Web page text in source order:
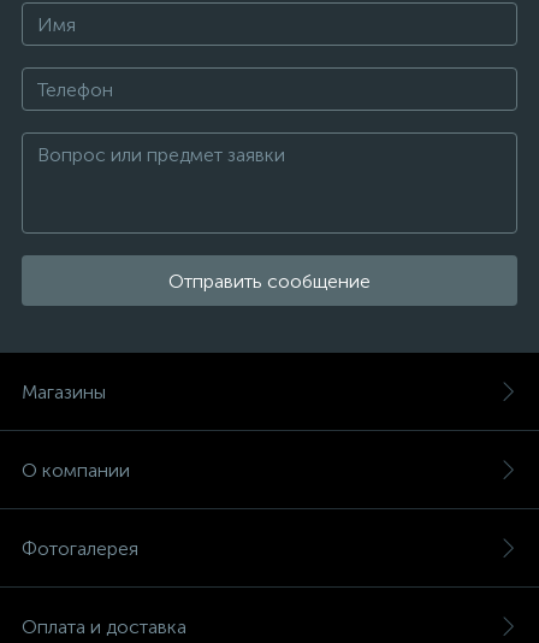
Отправить сообщение
Магазины
О компании
Фотогалерея
Оплата и доставка